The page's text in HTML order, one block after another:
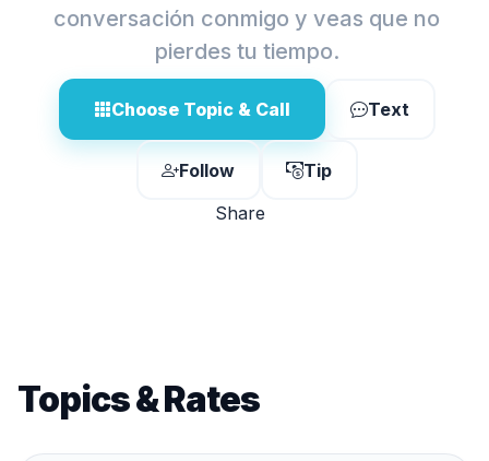
conversación conmigo y veas que no
pierdes tu tiempo.
Choose Topic & Call Text
Follow
Tip
Share
Topics & Rates